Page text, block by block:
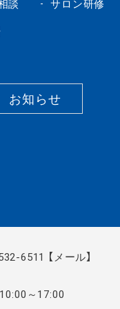
お知らせ
談
サロン研修
6511 【メール】
～17:00